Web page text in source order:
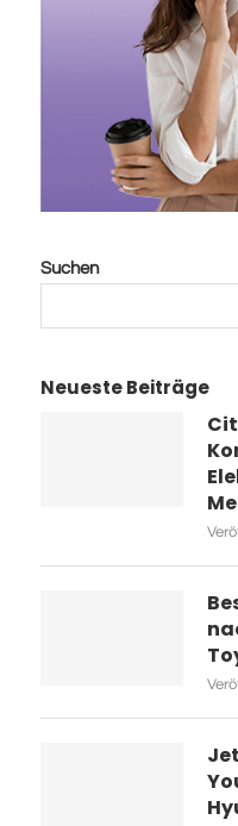
Suchen
Neueste Beiträge